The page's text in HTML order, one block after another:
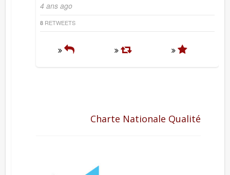
4 ans ago
8 RETWEETS
Charte Nationale Qualité